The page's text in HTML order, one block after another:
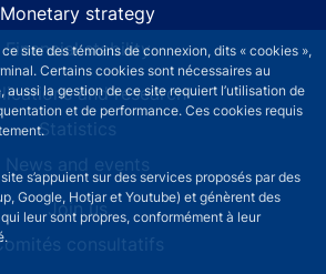
site des témoins de connexion, dits « cookies »,
Certains cookies sont nécessaires au
la gestion de ce site requiert l’utilisation de
et de performance. Ces cookies requis
s’appuient sur des services proposés par des
Google, Hotjar et Youtube) et génèrent des
leur sont propres, conformément à leur
Monetary strategy
Financial stability
and research
Statistics
News and events
Join us
consultatifs